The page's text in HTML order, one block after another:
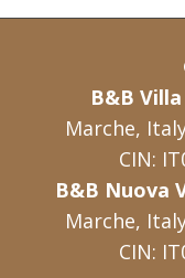
B&B
Marche,
CIN:
B&B Nuova
Marche,
CIN: